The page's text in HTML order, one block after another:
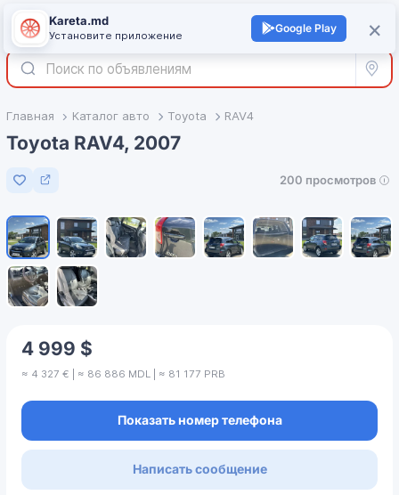
Войти +
Все
Главная Каталог авто Toyota RAV4
Toyota RAV4, 2007
Добавить в избранное
200 просмотров
4 999 $
≈ 4 327 € | ≈ 86 886 MDL | ≈ 81 177 PRB
Показать номер телефона
Написать сообщение
×
Kareta.md
Установите приложение
Google Play